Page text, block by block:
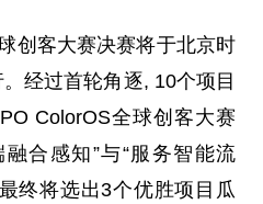
创客大赛决赛将于北京时
经过首轮角逐, 10个项目
ColorOS全球创客大赛
合感知”与“服务智能流
终将选出3个优胜项目瓜